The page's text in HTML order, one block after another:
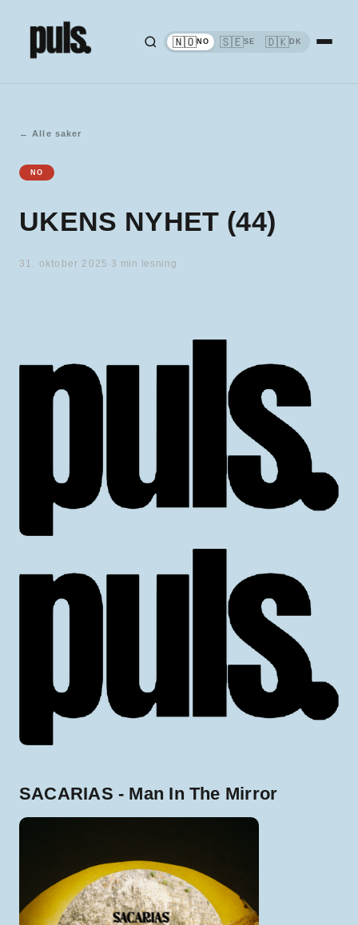
🇳🇴NO 🇸🇪SE 🇩🇰DK
← Alle saker
NO
UKENS NYHET (44)
31. oktober 2025 3 min lesning
SACARIAS - Man In The Mirror